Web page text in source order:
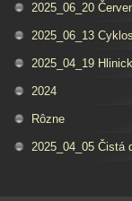
2025_06_20
2025_06_13
2025_04_19
2024
Rôzne
2025_04_05 Čistá